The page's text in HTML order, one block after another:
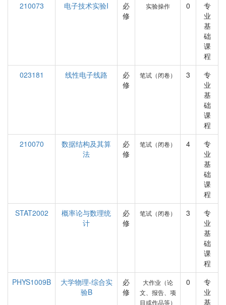
210073
电子技术实验I
必
修
实验操作 0
专
业
基
础
课
程
023181
线性电子线路
必
修
笔试（闭卷） 3
专
业
基
础
课
程
210070
数据结构及其算
法
必
修
笔试（闭卷） 4
专
业
基
础
课
程
STAT2002
概率论与数理统
计
必
修
笔试（闭卷） 3
专
业
基
础
课
程
PHYS1009B
大学物理-综合实
验B
必
修
大作业（论
文、报告、项
目或作品等）
0
专
业
基